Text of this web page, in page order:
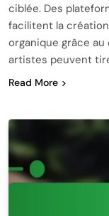
ciblée. Des
facilitent la
organique grâce
artistes peuvent
Read More